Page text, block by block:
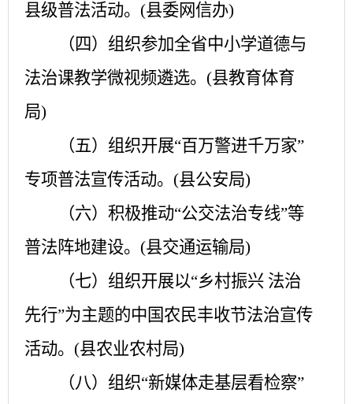
县级普法活动。(县委网信办)
（四）组织参加全省中小学道德与
法治课教学微视频遴选。 (县教育体育
局)
（五）组织开展“百万警进千万家”
专项普法宣传活动。(县公安局)
（六）积极推动“公交法治专线”等
普法阵地建设。(县交通运输局)
（七）组织开展以“乡村振兴 法治
先行”为主题的中国农民丰收节法治宣传
活动。(县农业农村局)
（八）组织“新媒体走基层看检察”